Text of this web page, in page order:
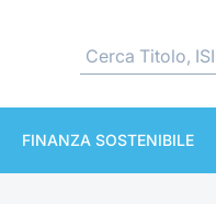
FINANZA SOSTENIBILE